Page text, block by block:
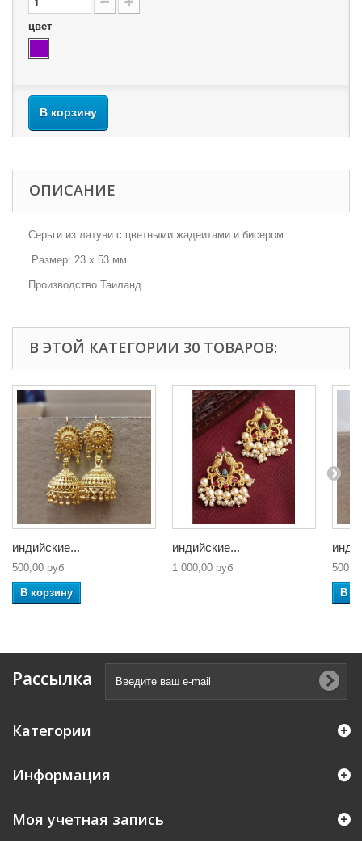
цвет
В корзину
ОПИСАНИЕ
Серьги из латуни с цветными жадеитами и бисером.
Размер: 23 х 53 мм
Производство Таиланд.
В ЭТОЙ КАТЕГОРИИ 30 ТОВАРОВ:
индийские...
500,00 руб
В корзину
индийские...
1 000,00 руб
В
Рассылка
Категории
Информация
Моя учетная запись